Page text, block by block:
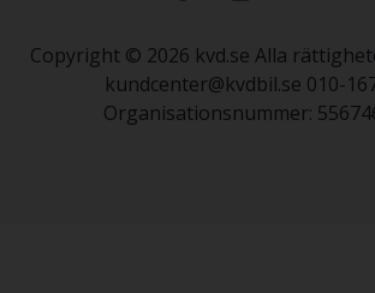
Copyright © 2026 kvd.se Alla
kundcenter@kvdbil.se 010-
Organisationsnummer: